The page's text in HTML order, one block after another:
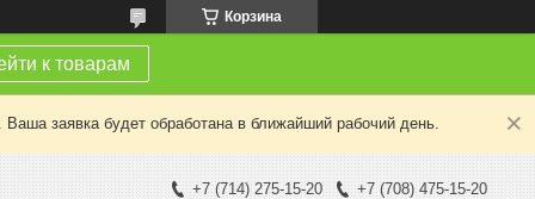
Корзина
к товарам
заявка будет обработана в ближайший рабочий день.
+7 (714) 275-15-20 +7 (708) 475-15-20